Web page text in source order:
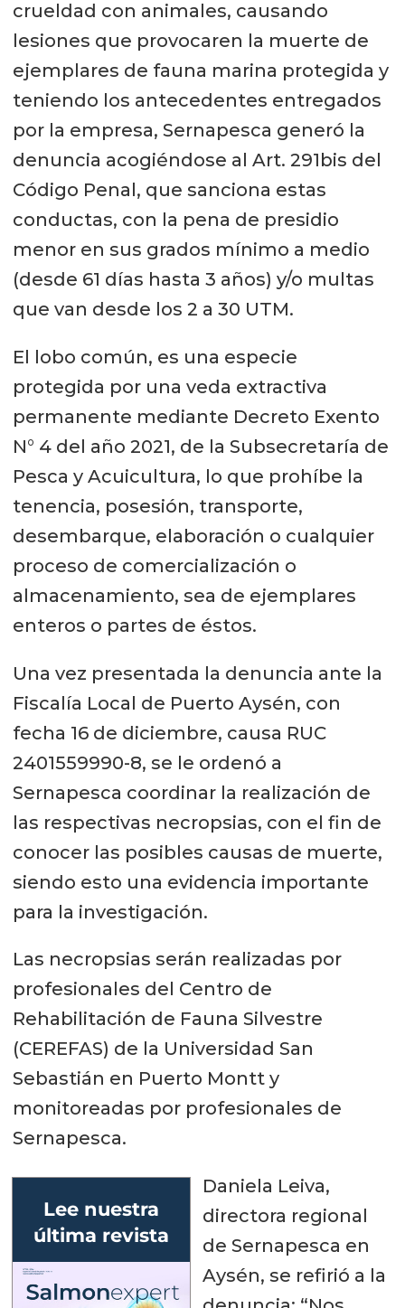
crueldad con animales, causando
lesiones que provocaren la muerte de
ejemplares de fauna marina protegida y
teniendo los antecedentes entregados
por la empresa, Sernapesca generó la
denuncia acogiéndose al Art. 291bis del
Código Penal, que sanciona estas
conductas, con la pena de presidio
menor en sus grados mínimo a medio
(desde 61 días hasta 3 años) y/o multas
que van desde los 2 a 30 UTM.
El lobo común, es una especie
protegida por una veda extractiva
permanente mediante Decreto Exento
N° 4 del año 2021, de la Subsecretaría de
Pesca y Acuicultura, lo que prohíbe la
tenencia, posesión, transporte,
desembarque, elaboración o cualquier
proceso de comercialización o
almacenamiento, sea de ejemplares
enteros o partes de éstos.
Una vez presentada la denuncia ante la
Fiscalía Local de Puerto Aysén, con
fecha 16 de diciembre, causa RUC
2401559990-8, se le ordenó a
Sernapesca coordinar la realización de
las respectivas necropsias, con el fin de
conocer las posibles causas de muerte,
siendo esto una evidencia importante
para la investigación.
Las necropsias serán realizadas por
profesionales del Centro de
Rehabilitación de Fauna Silvestre
(CEREFAS) de la Universidad San
Sebastián en Puerto Montt y
monitoreadas por profesionales de
Sernapesca.
Lee nuestra
última revista
Daniela Leiva,
directora regional
de Sernapesca en
Aysén, se refirió a la